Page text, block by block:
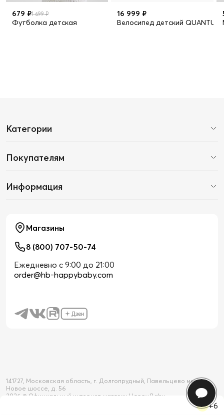
+6
679 ₽1 699 ₽
Футболка детская
16 999 ₽
Велосипед детский QUANTUM
Категории
Покупателям
Информация
Магазины
8 (800) 707-50-74
Ежедневно с 9:00 до 21:00
order@hb-happybaby.com
141727, Московская область, г. Долгопрудный, Павельцево мкр-н,
Новое шоссе, д. 56
2026 © Официальный интернет-магазин Happy Baby